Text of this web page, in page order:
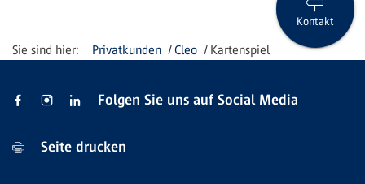
Privatkunden Cleo Kartenspiel
Kontakt
Folgen Sie uns auf Social Media
Seite drucken